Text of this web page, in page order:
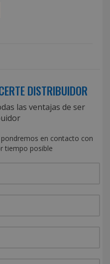
DISTRIBUIDOR
las ventajas de ser
en contacto con
tiempo posible